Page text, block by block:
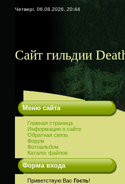
Четверг, 06.08.2026, 20:44
Сайт гильдии
Меню сайта
Главная страница
Информация о сайте
Обратная связь
Форум
Фотоальбом
Каталог файлов
Форма входа
Приветствую Вас Гость!